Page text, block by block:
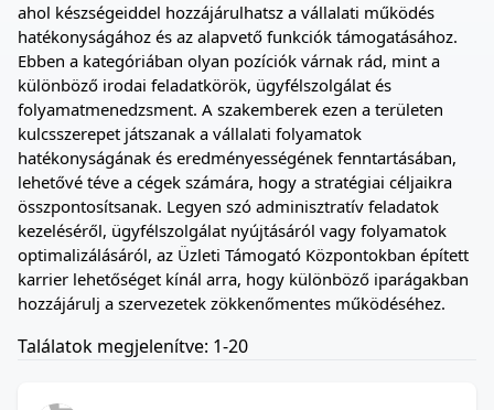
ahol készségeiddel hozzájárulhatsz a vállalati működés
hatékonyságához és az alapvető funkciók támogatásához.
Ebben a kategóriában olyan pozíciók várnak rád, mint a
különböző irodai feladatkörök, ügyfélszolgálat és
folyamatmenedzsment. A szakemberek ezen a területen
kulcsszerepet játszanak a vállalati folyamatok
hatékonyságának és eredményességének fenntartásában,
lehetővé téve a cégek számára, hogy a stratégiai céljaikra
összpontosítsanak. Legyen szó adminisztratív feladatok
kezeléséről, ügyfélszolgálat nyújtásáról vagy folyamatok
optimalizálásáról, az Üzleti Támogató Központokban épített
karrier lehetőséget kínál arra, hogy különböző iparágakban
hozzájárulj a szervezetek zökkenőmentes működéséhez.
Találatok megjelenítve: 1-20